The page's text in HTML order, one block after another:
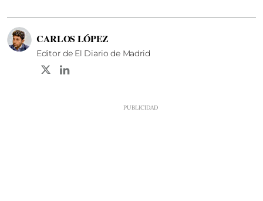
CARLOS LÓPEZ
Editor de El Diario de Madrid